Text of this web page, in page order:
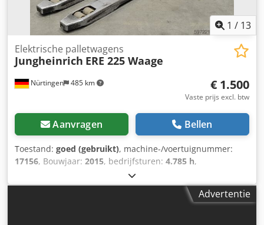
1 / 13
Nürtingen 485 km
Elektrische palletwagens
Jungheinrich ERE 225 Waage
€ 1.500
Vaste prijs excl. btw
Aanvragen Bellen
Toestand: goed (gebruikt), machine-/voertuignummer:
17156, Bouwjaar: 2015, bedrijfsturen: 4.785 h,
, hefhoogte:
ladingzwaartepunt:600 mm, brandstoftype:elektrisch,
, vorklengte:
Advertentie